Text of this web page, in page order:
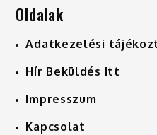
Oldalak
Adatkezelési
Hír Beküldés Itt
Impresszum
Kapcsolat